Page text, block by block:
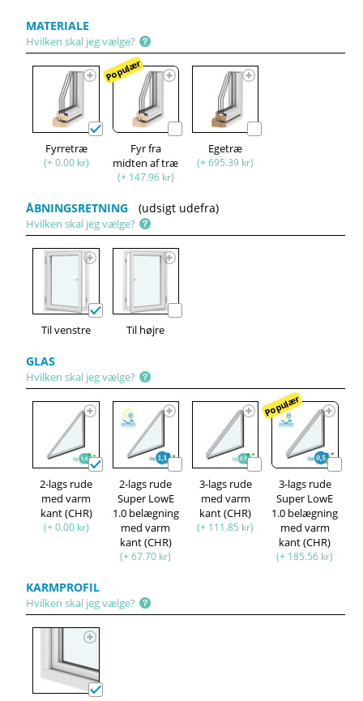
MATERIALE
Hvilken skal jeg vælge?
Fyrretræ
(+ 0.00 kr)
Populær
Fyr fra
midten af træ
(+ 147.96 kr)
Egetræ
(+ 695.39 kr)
ÅBNINGSRETNING (udsigt udefra)
Hvilken skal jeg vælge?
Til venstre Til højre
GLAS
Hvilken skal jeg vælge?
2-lags rude
med varm
kant (CHR)
(+ 0.00 kr)
2-lags rude
Super LowE
1.0 belægning
med varm
kant (CHR)
(+ 67.70 kr)
3-lags rude
med varm
kant (CHR)
(+ 111.85 kr)
Populær
3-lags rude
Super LowE
1.0 belægning
med varm
kant (CHR)
(+ 185.56 kr)
KARMPROFIL
Hvilken skal jeg vælge?